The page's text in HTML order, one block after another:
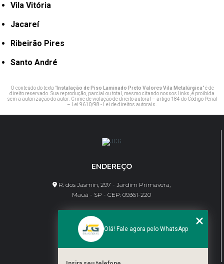
Vila Vitória
Jacareí
Ribeirão Pires
Santo André
O conteúdo do texto "Instalação de Piso Laminado Preto Valores Vila Metalúrgica" é de
direito reservado. Sua reprodução, parcial ou total, mesmo citando nossos links, é proibida
sem a autorização do autor. Crime de violação de direito autoral – artigo 184 do Código Penal
– Lei 9610/98 - Lei de direitos autorais.
ENDEREÇO
R. dos Jasmin, 297 - Jardim Primavera,
Mauá - SP - CEP: 09361-220
CONTATO
(11) 95462-8630
bene@jcgdivisorias.com
Olá! Fale agora pelo WhatsApp